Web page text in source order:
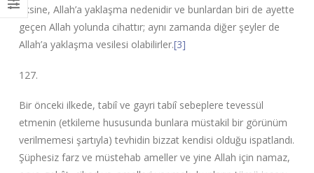
aksine, Allah’a yaklaşma nedenidir ve bunlardan biri de ayette
geçen Allah yolunda cihattır; aynı zamanda diğer şeyler de
Allah’a yaklaşma vesilesi olabilirler.[3]
127.
Bir önceki ilkede, tabiî ve gayri tabiî sebeplere tevessül
etmenin (etkileme hususunda bunlara müstakil bir görünüm
verilmemesi şartıyla) tevhidin bizzat kendisi olduğu ispatlandı.
Şüphesiz farz ve müstehab ameller ve yine Allah için namaz,